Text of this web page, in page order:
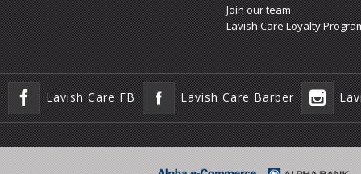
Join our team
Lavish Care Loyalty
Lavish Care FB Lavish Care Barber